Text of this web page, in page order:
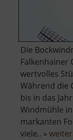
Die
Falkenhainer
wertvolles
Während die
bis in das
Windmühle
markanten
viele.. »